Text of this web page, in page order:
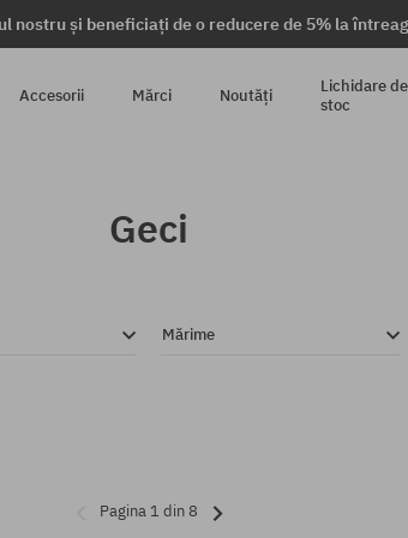
nostru și beneficiați de o reducere de 5% la
Accesorii Mărci Noutăți
Lichidare de
stoc
Geci
Mărime
Pagina 1 din 8